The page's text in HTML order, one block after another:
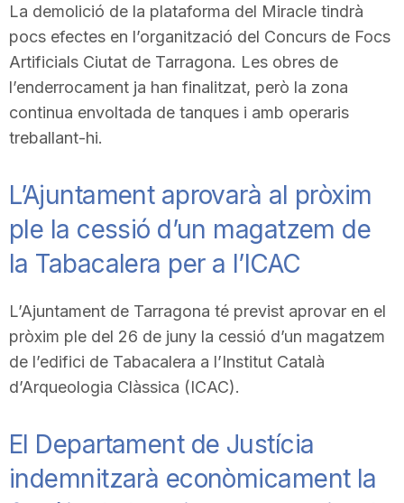
o
n
La demolició de la plataforma del Miracle tindrà
pocs efectes en l’organització del Concurs de Focs
Artificials Ciutat de Tarragona. Les obres de
l’enderrocament ja han finalitzat, però la zona
continua envoltada de tanques i amb operaris
treballant-hi.
L’Ajuntament aprovarà al pròxim
ple la cessió d’un magatzem de
la Tabacalera per a l’ICAC
L’Ajuntament de Tarragona té previst aprovar en el
pròxim ple del 26 de juny la cessió d’un magatzem
de l’edifici de Tabacalera a l’Institut Català
d’Arqueologia Clàssica (ICAC).
El Departament de Justícia
indemnitzarà econòmicament la